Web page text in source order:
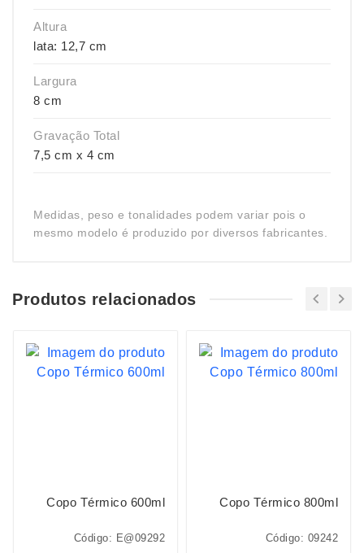
Altura
lata: 12,7 cm
Largura
8 cm
Gravação Total
7,5 cm x 4 cm
Medidas, peso e tonalidades podem variar pois o
mesmo modelo é produzido por diversos fabricantes.
Produtos relacionados
Copo Térmico 600ml
Código: E@09292
Copo Térmico 800ml
Código: 09242